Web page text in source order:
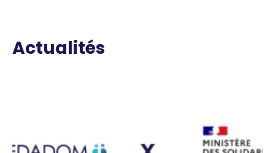
Actualités